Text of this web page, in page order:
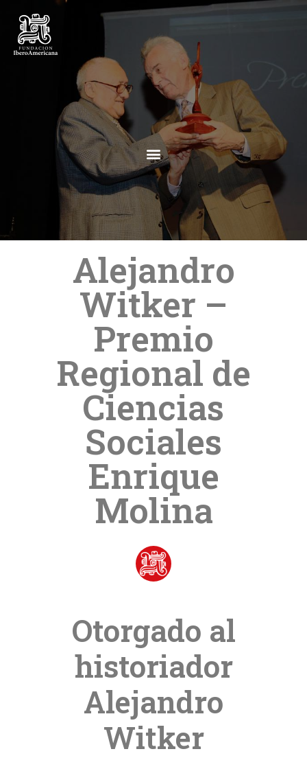
Alejandro
Witker –
Premio
Regional de
Ciencias
Sociales
Enrique
Molina
Otorgado al
historiador
Alejandro
Witker